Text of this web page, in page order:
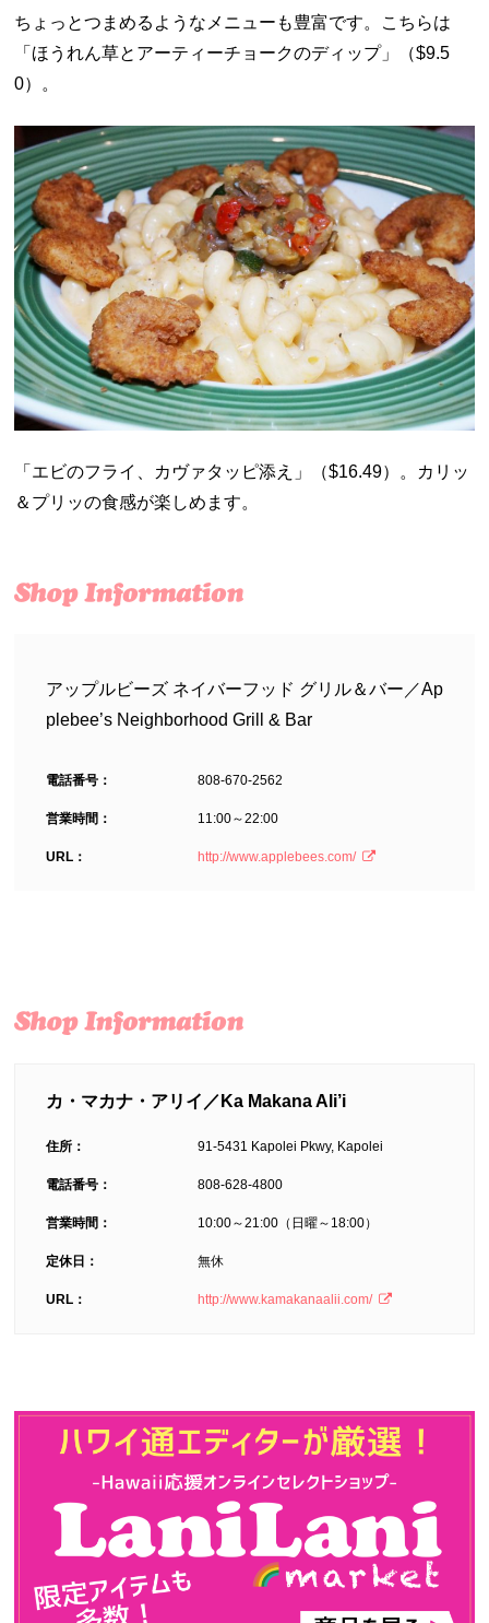
ちょっとつまめるようなメニューも豊富です。こちらは
「ほうれん草とアーティーチョークのディップ」（$9.5
0）。
「エビのフライ、カヴァタッピ添え」（$16.49）。カリッ
＆プリッの食感が楽しめます。
アップルビーズ ネイバーフッド グリル＆バー／Ap
plebee’s Neighborhood Grill & Bar
電話番号： 808-670-2562
営業時間： 11:00～22:00
URL： http://www.applebees.com/
カ・マカナ・アリイ／Ka Makana Ali’i
住所： 91-5431 Kapolei Pkwy, Kapolei
電話番号： 808-628-4800
営業時間： 10:00～21:00（日曜～18:00）
定休日： 無休
URL： http://www.kamakanaalii.com/